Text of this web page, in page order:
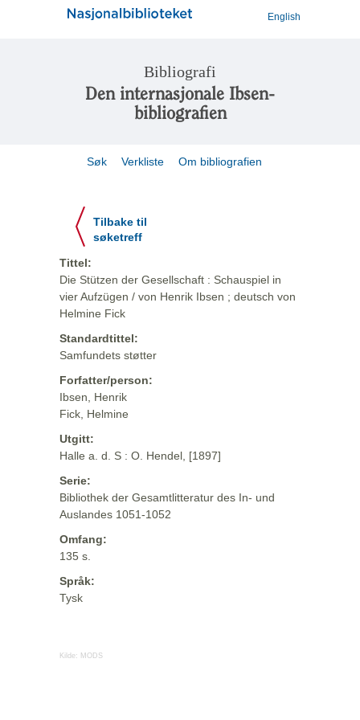
English
Bibliografi
Den internasjonale Ibsen-
bibliografien
Søk Verkliste Om bibliografien
Tilbake til
søketreff
Tittel:
Die Stützen der Gesellschaft : Schauspiel in
vier Aufzügen / von Henrik Ibsen ; deutsch von
Helmine Fick
Standardtittel:
Samfundets støtter
Forfatter/person:
Ibsen, Henrik
Fick, Helmine
Utgitt:
Halle a. d. S : O. Hendel, [1897]
Serie:
Bibliothek der Gesamtlitteratur des In- und
Auslandes 1051-1052
Omfang:
135 s.
Språk:
Tysk
Kilde: MODS